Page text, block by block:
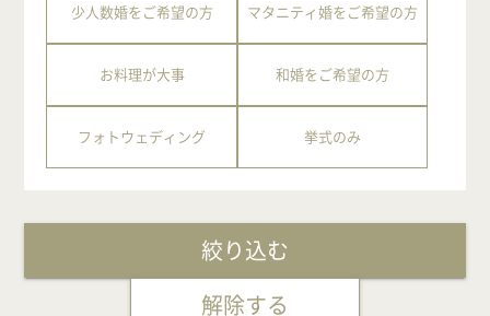
少人数婚をご希望の方 マタニティ婚をご希望の方
お料理が大事 和婚をご希望の方
フォトウェディング 挙式のみ
絞り込む
解除する